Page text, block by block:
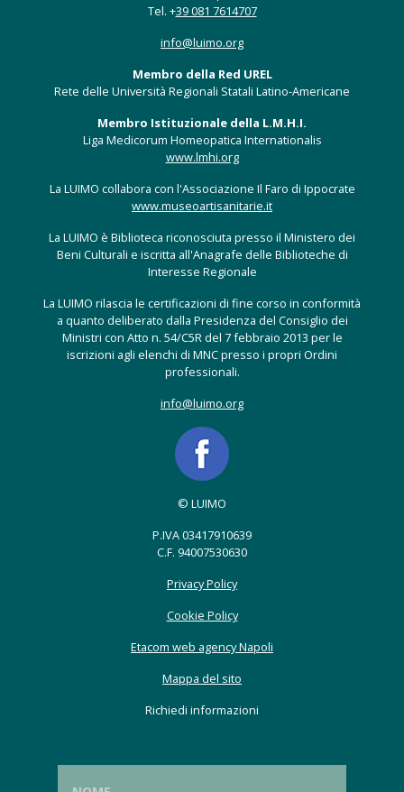
Tel. +39 081 7614707
info@luimo.org
Membro della Red UREL
Rete delle Università Regionali Statali Latino-Americane
Membro Istituzionale della L.M.H.I.
Liga Medicorum Homeopatica Internationalis
www.lmhi.org
La LUIMO collabora con l'Associazione Il Faro di Ippocrate
www.museoartisanitarie.it
La LUIMO è Biblioteca riconosciuta presso il Ministero dei
Beni Culturali e iscritta all'Anagrafe delle Biblioteche di
Interesse Regionale
La LUIMO rilascia le certificazioni di fine corso in conformità
a quanto deliberato dalla Presidenza del Consiglio dei
Ministri con Atto n. 54/C5R del 7 febbraio 2013 per le
iscrizioni agli elenchi di MNC presso i propri Ordini
professionali.
info@luimo.org
© LUIMO
P.IVA 03417910639
C.F. 94007530630
Privacy Policy
Cookie Policy
Etacom web agency Napoli
Mappa del sito
Richiedi informazioni